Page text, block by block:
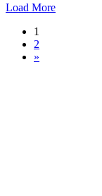
Load More
1
2
»